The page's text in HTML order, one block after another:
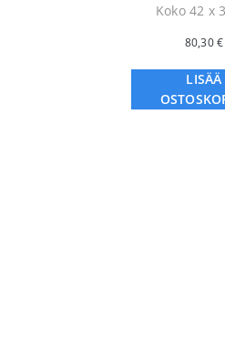
Koko 42 x
80,30€
LISÄÄ